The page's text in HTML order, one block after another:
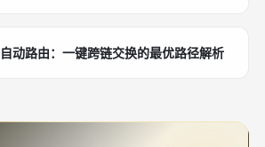
动路由：一键跨链交换的最优路径解析